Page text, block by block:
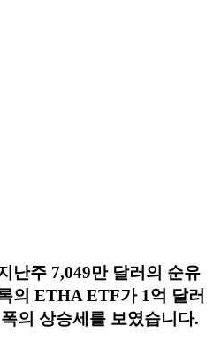
난주 7,049만 달러의 순유
의 ETHA ETF가 1억 달러
의 상승세를 보였습니다.